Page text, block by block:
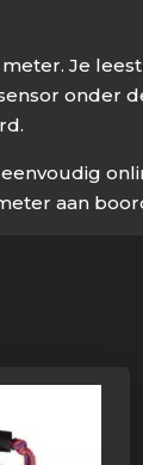
Je
onder
aan